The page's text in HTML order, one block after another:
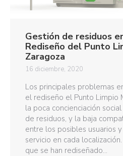
Gestión de residuos
Rediseño del Punto
Zaragoza
16 diciembre, 2020
Los principales problemas
el rediseño el Punto Limpio
la poca concienciación
de residuos, y la baja
entre los posibles usuarios
servicio en cada
que se han rediseñado…